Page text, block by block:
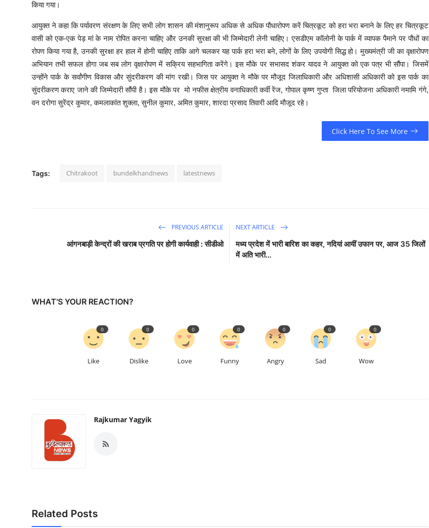
किया गया।
आयुक्त ने कहा कि पर्यावरण संरक्षण के लिए सभी लोग शासन की मंशानुरूप अधिक से अधिक पौधारोपण करें चित्रकूट को हरा भरा बनाने के लिए हर चित्रकूट
वासी को एक-एक पेड़ मां के नाम रोपित करना चाहिए और उनकी सुरक्षा की भी जिम्मेदारी लेनी चाहिए। एसडीएम कॉलोनी के पार्क में व्यापक पैमाने पर पौधों का
रोपण किया गया है, उनकी सुरक्षा हर हाल में होनी चाहिए ताकि आगे चलकर यह पार्क हरा भरा बने, लोगों के लिए उपयोगी सिद्ध हो। मुख्यमंत्री जी का वृक्षारोपण
अभियान तभी सफल होगा जब सब लोग वृक्षारोपण में सक्रिय सहभागिता करेंगे। इस मौके पर सभासद शंकर यादव ने आयुक्त को एक पत्र भी सौंपा। जिसमें
उन्होंने पार्क के सर्वांगीण विकास और सुंदरीकरण की मांग रखी। जिस पर आयुक्त ने मौके पर मौजूद जिलाधिकारी और अधिशासी अधिकारी को इस पार्क का
सुंदरीकरण कराए जाने की जिम्मेदारी सौंपी है। इस मौके पर मो नफीस क्षेत्रीय वनाधिकारी कर्वी रेंज, गोपाल कृष्ण गुप्ता जिला परियोजना अधिकारी नमामि गंगे,
वन दरोगा सुरेंद्र कुमार, कमलाकांत शुक्ला, सुनील कुमार, अमित कुमार, शारदा प्रसाद तिवारी आदि मौजूद रहे।
Click Here To See More
Tags: Chitrakoot bundelkhandnews latestnews
PREVIOUS ARTICLE
आंगनबाड़ी केन्द्रों की खराब प्रगति पर होगी कार्यवाही : सीडीओ
NEXT ARTICLE
मध्य प्रदेश में भारी बारिश का कहर, नदियां आयीं उफान पर, आज 35 जिलों
में अति भारी...
WHAT'S YOUR REACTION?
Like
0
Dislike
0
Love
0
Funny
0
Angry
0
Sad
0
Wow
0
Rajkumar Yagyik
Related Posts